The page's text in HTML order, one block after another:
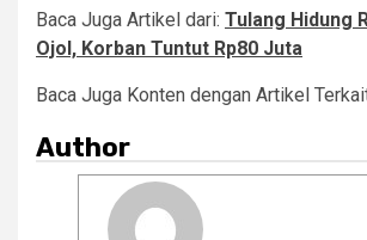
Baca Juga Artikel dari: Tulang Hidung
Ojol, Korban Tuntut Rp80 Juta
Baca Juga Konten dengan Artikel
Author